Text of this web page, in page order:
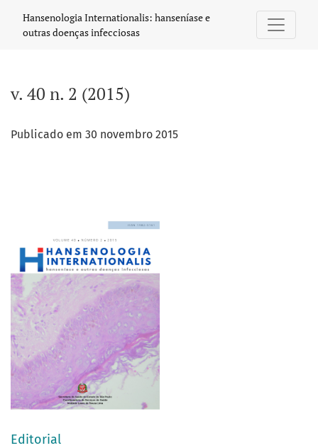
Hansenologia Internationalis: hanseníase e
outras doenças infecciosas
v. 40 n. 2 (2015)
Publicado em 30 novembro 2015
Editorial